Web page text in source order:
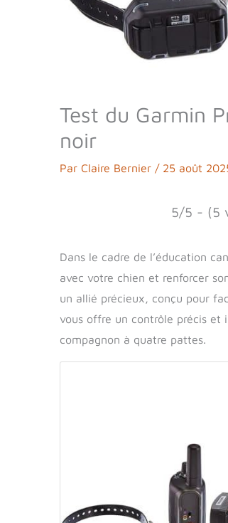
Test du Garmin
noir
Par Claire Bernier / 25 août
5/5 - (5
Dans le cadre de l’éducation
avec votre chien et renforcer
un allié précieux, conçu pour
vous offre un contrôle précis
compagnon à quatre pattes.